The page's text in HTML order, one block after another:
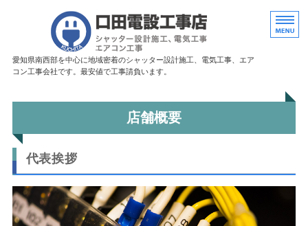
愛知県豊田市
愛知県南西部を中心に地域密着のシャッター設計施工、電気工事、エア
コン工事会社です。最安値で工事請負います。
ホーム
電気工事・エアコン工事
店舗概要
お問い合わせ
店舗概要
代表挨拶